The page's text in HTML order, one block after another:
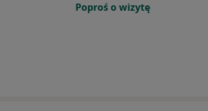
Poproś o wizytę